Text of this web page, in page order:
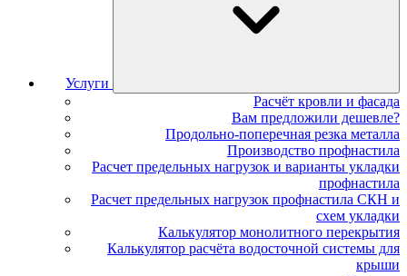
Услуги
Расчёт кровли и фасада
Вам предложили дешевле?
Продольно-поперечная резка металла
Производство профнастила
Расчет предельных нагрузок и варианты укладки
профнастила
Расчет предельных нагрузок профнастила СКН и
схем укладки
Калькулятор монолитного перекрытия
Калькулятор расчёта водосточной системы для
крыши